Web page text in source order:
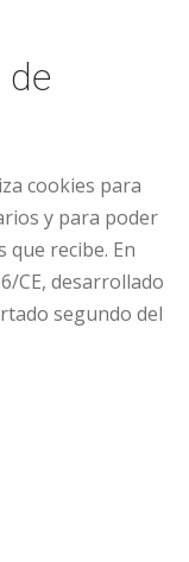
cookies para
y para poder
recibe. En
CE, desarrollado
segundo del